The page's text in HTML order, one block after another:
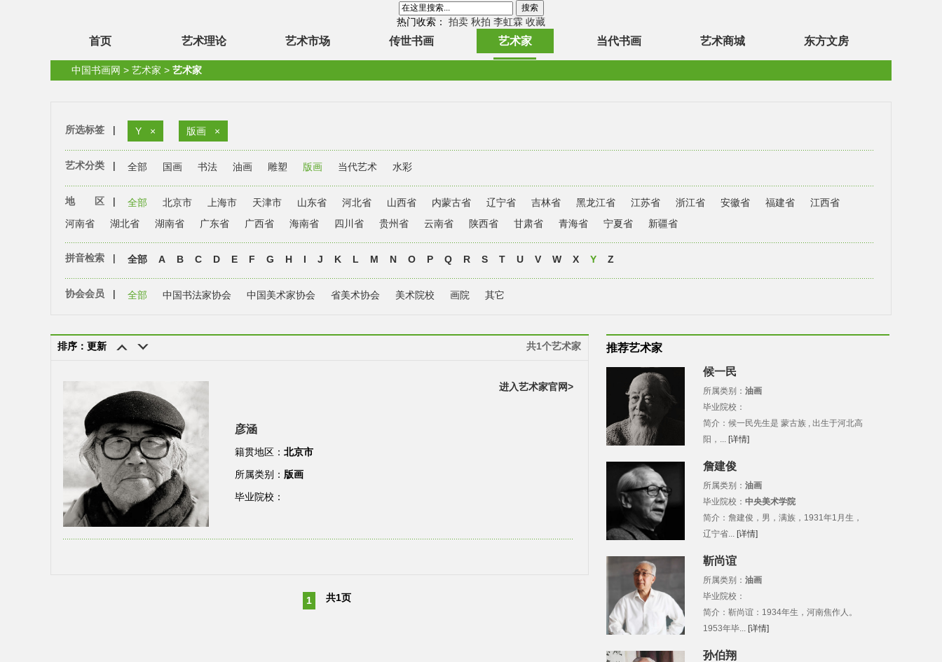
热门收索： 拍卖 秋拍 李虹霖 收藏
首页 艺术理论 艺术市场 传世书画 艺术家 当代书画 艺术商城 东方文房
中国书画网 > 艺术家 > 艺术家
所选标签 | Y × 版画 ×
艺术分类 | 全部 国画 书法 油画 雕塑 版画 当代艺术 水彩
地 区 | 全部 北京市 上海市 天津市 山东省 河北省 山西省 内蒙古省 辽宁省 吉林省 黑龙江省 江苏省 浙江省 安徽省 福建省
江西省
河南省
湖北省 湖南省 广东省 广西省 海南省 四川省 贵州省 云南省 陕西省 甘肃省 青海省 宁夏省 新疆省
拼音检索 | 全部 A B C D E F G H I J K L M N O P Q R S T U V W X Y Z
协会会员 | 全部 中国书法家协会 中国美术家协会 省美术协会 美术院校 画院 其它
排序：更新 共1个艺术家
彦涵
籍贯地区： 北京市
所属类别： 版画
毕业院校：
进入艺术家官网>
1 共1页
推荐艺术家
候一民
所属类别： 油画
毕业院校：
简介：候一民先生是 蒙古族 , 出生于河北高
阳，... [详情]
詹建俊
所属类别： 油画
毕业院校： 中央美术学院
简介：詹建俊，男，满族，1931年1月生，
辽宁省... [详情]
靳尚谊
所属类别： 油画
毕业院校：
简介：靳尚谊：1934年生，河南焦作人。
1953年毕... [详情]
孙伯翔